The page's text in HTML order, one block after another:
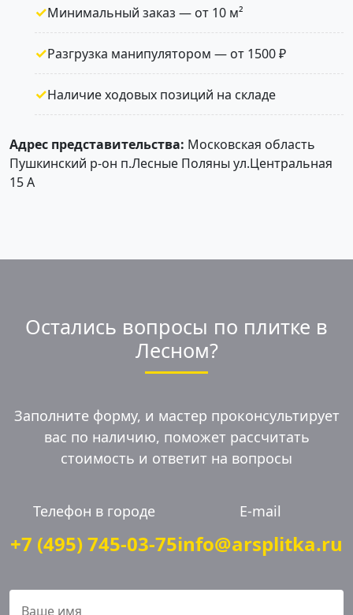
Минимальный заказ — от 10 м²
Разгрузка манипулятором — от 1500 ₽
Наличие ходовых позиций на складе
Адрес представительства: Московская область
Пушкинский р-он п.Лесные Поляны ул.Центральная
15 А
Остались вопросы по плитке в
Лесном?
Заполните форму, и мастер проконсультирует
вас по наличию, поможет рассчитать
стоимость и ответит на вопросы
Телефон в городе
+7 (495) 745-03-75
E-mail
info@arsplitka.ru